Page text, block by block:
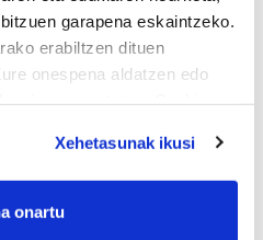
garapena eskaintzeko.
erabiltzen dituen
onespena aldatzen edo
like to:
your geographical
Xehetasunak ikusi
onartu